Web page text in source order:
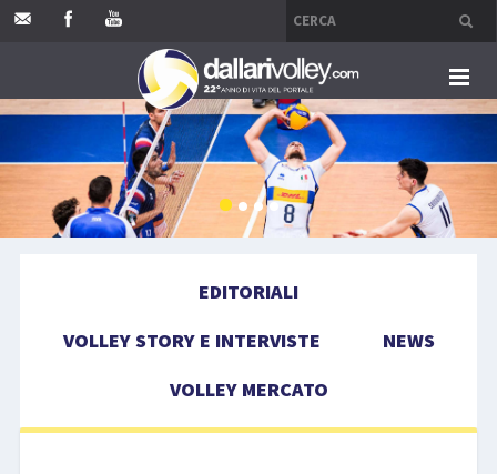
HOME
EDITORIALI
VOLLEY MERCATO
COMPETIZIONI
EDITORIALI
VOLLEY STORY E INTERVISTE
NEWS
VOLLEY MERCATO